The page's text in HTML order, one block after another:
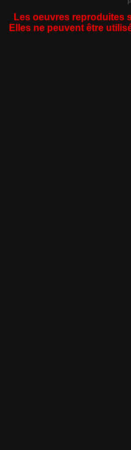
Les oeuvres reproduites
Elles ne peuvent être